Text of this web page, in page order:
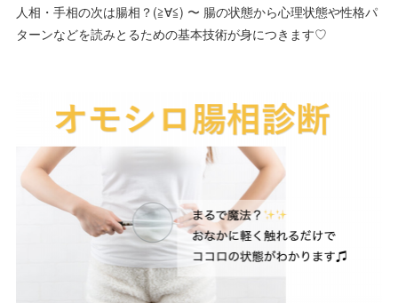
人相・手相の次は腸相？(≧∀≦) 〜 腸の状態から心理状態や性格パ
ターンなどを読みとるための基本技術が身につきます♡